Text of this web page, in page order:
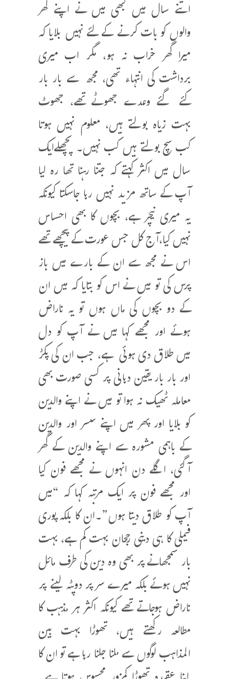
اتنے سال میں کبھی میں نے اپنے گھر
والوں کو بات کرنے کے لئے نہیں بلایا کہ
میرا گھر خراب نہ ہو، مگر اب میری
برداشت کی انتہاء تھی، مجھ سے بار بار
کئے گئے وعدے جھوٹے تھے، جھوٹ
بہت زیاہ بولتے ہیں، معلوم نہیں ہوتا
کب سچ بولتے ہیں کب نہیں۔ پچھلےایک
سال میں اکثر کہتے کہ جتنا رہنا تھا رہ لیا
آپ کے ساتھ مزید نہیں رہا جاسکتا کیونکہ
یہ میری نیچر ہے، بچوں کا بھی احساس
نہیں کیا،آج کل جس عورت کے پیچھے تھے
اس نے مجھ سے ان کے بارے میں باز
پرس کی تو میں نے اس کو بتایا کہ میں ان
کے دو بچوں کی ماں ہوں تو یہ ناراض
ہوئے اور مجھے کہا میں نے آپ کو دل
میں طلاق دی ہوئی ہے، جب ان کی پکڑ
اور بار بار یقین دہانی پر کسی صورت بھی
معاملہ ٹھیک نہ ہوا تو میں نے اپنے والدین
کو بلایا اور پھر میں اپنے سسر اور والدین
کے باہمی مشورہ سے اپنے والدین کے گھر
آگئی، اگلے دن انہوں نے مجھے فون کیا
اور مجھے فون پر ایک مرتبہ کہا کہ “میں
آپ کو طلاق دیتا ہوں”۔ان کا بلکہ پوری
فیملی کا ہی دینی رجحان بہت کم ہے، بہت
بار سمجھانے پر بھی وہ دین کی طرف مائل
نہیں ہوئے بلکہ میرے سر پر دوپٹہ لینے پر
ناراض ہوجاتے تھے کیونکہ اکثر ہر مذہب کا
مطالعہ رکھتے ہیں، تھوڑا بہت بین
المذاہب لوگوں سے ملنا جلنا رہا ہے تو ان کا